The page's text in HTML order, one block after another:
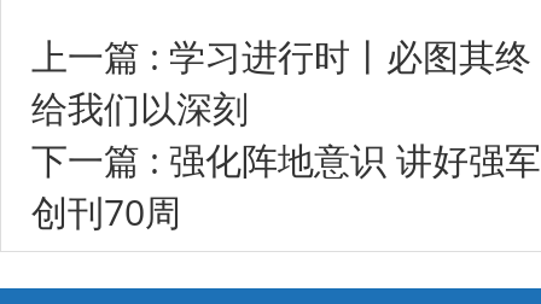
上一篇 : 学习进行时丨必图其
给我们以深刻
下一篇 : 强化阵地意识 讲好
创刊70周